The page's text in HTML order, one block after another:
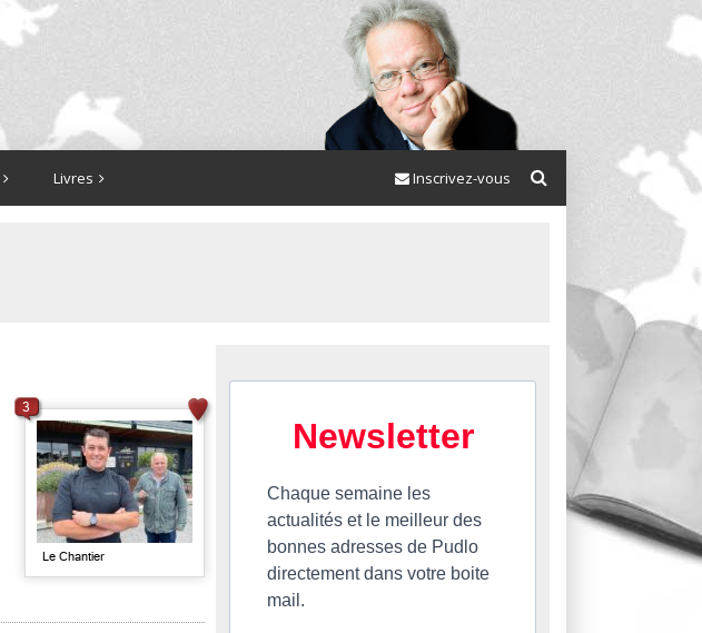
Livres Inscrivez-vous
Le Chantier
3
Newsletter
Chaque semaine les
actualités et le meilleur des
bonnes adresses de Pudlo
directement dans votre boite
mail.